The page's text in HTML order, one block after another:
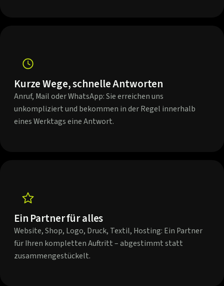
Kurze Wege, schnelle Antworten
Anruf, Mail oder WhatsApp: Sie erreichen uns
unkompliziert und bekommen in der Regel innerhalb
eines Werktags eine Antwort.
Ein Partner für alles
Website, Shop, Logo, Druck, Textil, Hosting: Ein Partner
für Ihren kompletten Auftritt – abgestimmt statt
zusammengestückelt.